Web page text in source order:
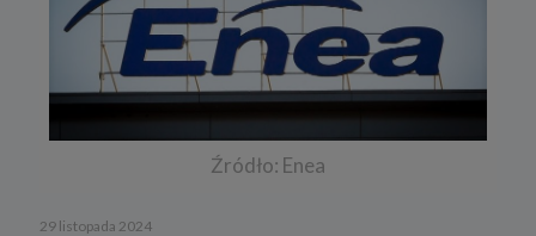
Źródło: Enea
29 listopada 2024